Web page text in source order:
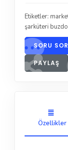
Etiketler:
şarküteri
SORU SOR
PAYLAŞ
Özellikler